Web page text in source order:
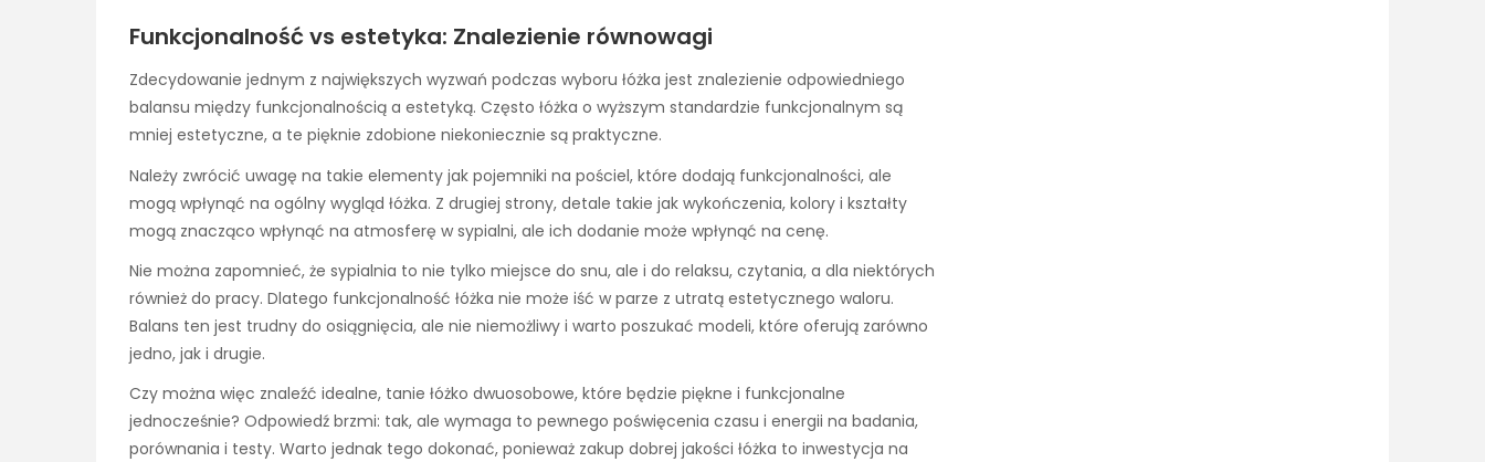
Funkcjonalność vs estetyka: Znalezienie równowagi
Zdecydowanie jednym z największych wyzwań podczas wyboru łóżka jest znalezienie odpowiedniego
balansu między funkcjonalnością a estetyką. Często łóżka o wyższym standardzie funkcjonalnym są
mniej estetyczne, a te pięknie zdobione niekoniecznie są praktyczne.
Należy zwrócić uwagę na takie elementy jak pojemniki na pościel, które dodają funkcjonalności, ale
mogą wpłynąć na ogólny wygląd łóżka. Z drugiej strony, detale takie jak wykończenia, kolory i kształty
mogą znacząco wpłynąć na atmosferę w sypialni, ale ich dodanie może wpłynąć na cenę.
Nie można zapomnieć, że sypialnia to nie tylko miejsce do snu, ale i do relaksu, czytania, a dla niektórych
również do pracy. Dlatego funkcjonalność łóżka nie może iść w parze z utratą estetycznego waloru.
Balans ten jest trudny do osiągnięcia, ale nie niemożliwy i warto poszukać modeli, które oferują zarówno
jedno, jak i drugie.
Czy można więc znaleźć idealne, tanie łóżko dwuosobowe, które będzie piękne i funkcjonalne
jednocześnie? Odpowiedź brzmi: tak, ale wymaga to pewnego poświęcenia czasu i energii na badania,
porównania i testy. Warto jednak tego dokonać, ponieważ zakup dobrej jakości łóżka to inwestycja na